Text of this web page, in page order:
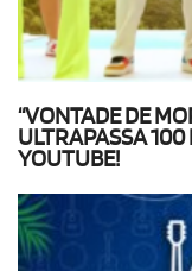
“VONTADE DE
ULTRAPASSA 100
YOUTUBE!